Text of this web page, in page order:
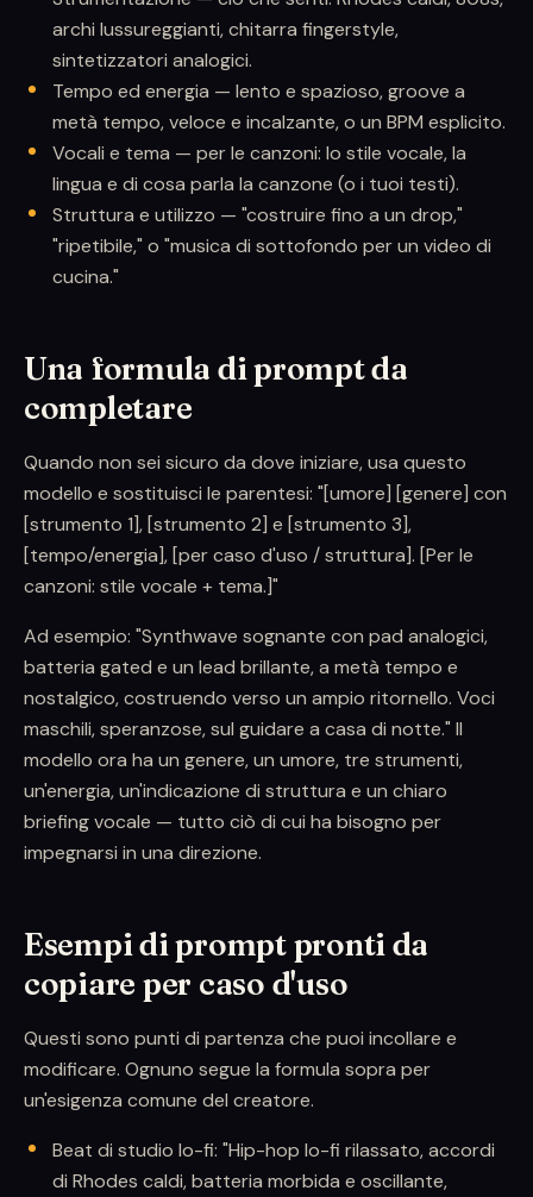
archi lussureggianti, chitarra fingerstyle,
sintetizzatori analogici.
Tempo ed energia — lento e spazioso, groove a
metà tempo, veloce e incalzante, o un BPM esplicito.
Vocali e tema — per le canzoni: lo stile vocale, la
lingua e di cosa parla la canzone (o i tuoi testi).
Struttura e utilizzo — "costruire fino a un drop,"
"ripetibile," o "musica di sottofondo per un video di
cucina."
Una formula di prompt da
completare
Quando non sei sicuro da dove iniziare, usa questo
modello e sostituisci le parentesi: "[umore] [genere] con
[strumento 1], [strumento 2] e [strumento 3],
[tempo/energia], [per caso d'uso / struttura]. [Per le
canzoni: stile vocale + tema.]"
Ad esempio: "Synthwave sognante con pad analogici,
batteria gated e un lead brillante, a metà tempo e
nostalgico, costruendo verso un ampio ritornello. Voci
maschili, speranzose, sul guidare a casa di notte." Il
modello ora ha un genere, un umore, tre strumenti,
un'energia, un'indicazione di struttura e un chiaro
briefing vocale — tutto ciò di cui ha bisogno per
impegnarsi in una direzione.
Esempi di prompt pronti da
copiare per caso d'uso
Questi sono punti di partenza che puoi incollare e
modificare. Ognuno segue la formula sopra per
un'esigenza comune del creatore.
Beat di studio lo-fi: "Hip-hop lo-fi rilassato, accordi
di Rhodes caldi, batteria morbida e oscillante,